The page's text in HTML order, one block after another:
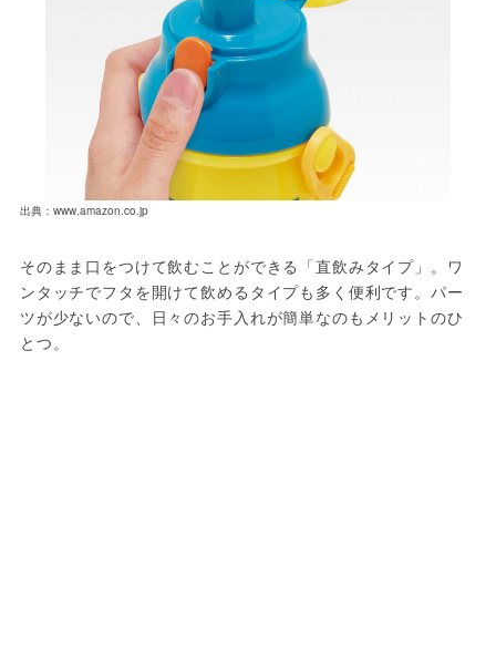
出典：www.amazon.co.jp
そのまま口をつけて飲むことができる「直飲みタイプ」。ワ
ンタッチでフタを開けて飲めるタイプも多く便利です。パー
ツが少ないので、日々のお手入れが簡単なのもメリットのひ
とつ。